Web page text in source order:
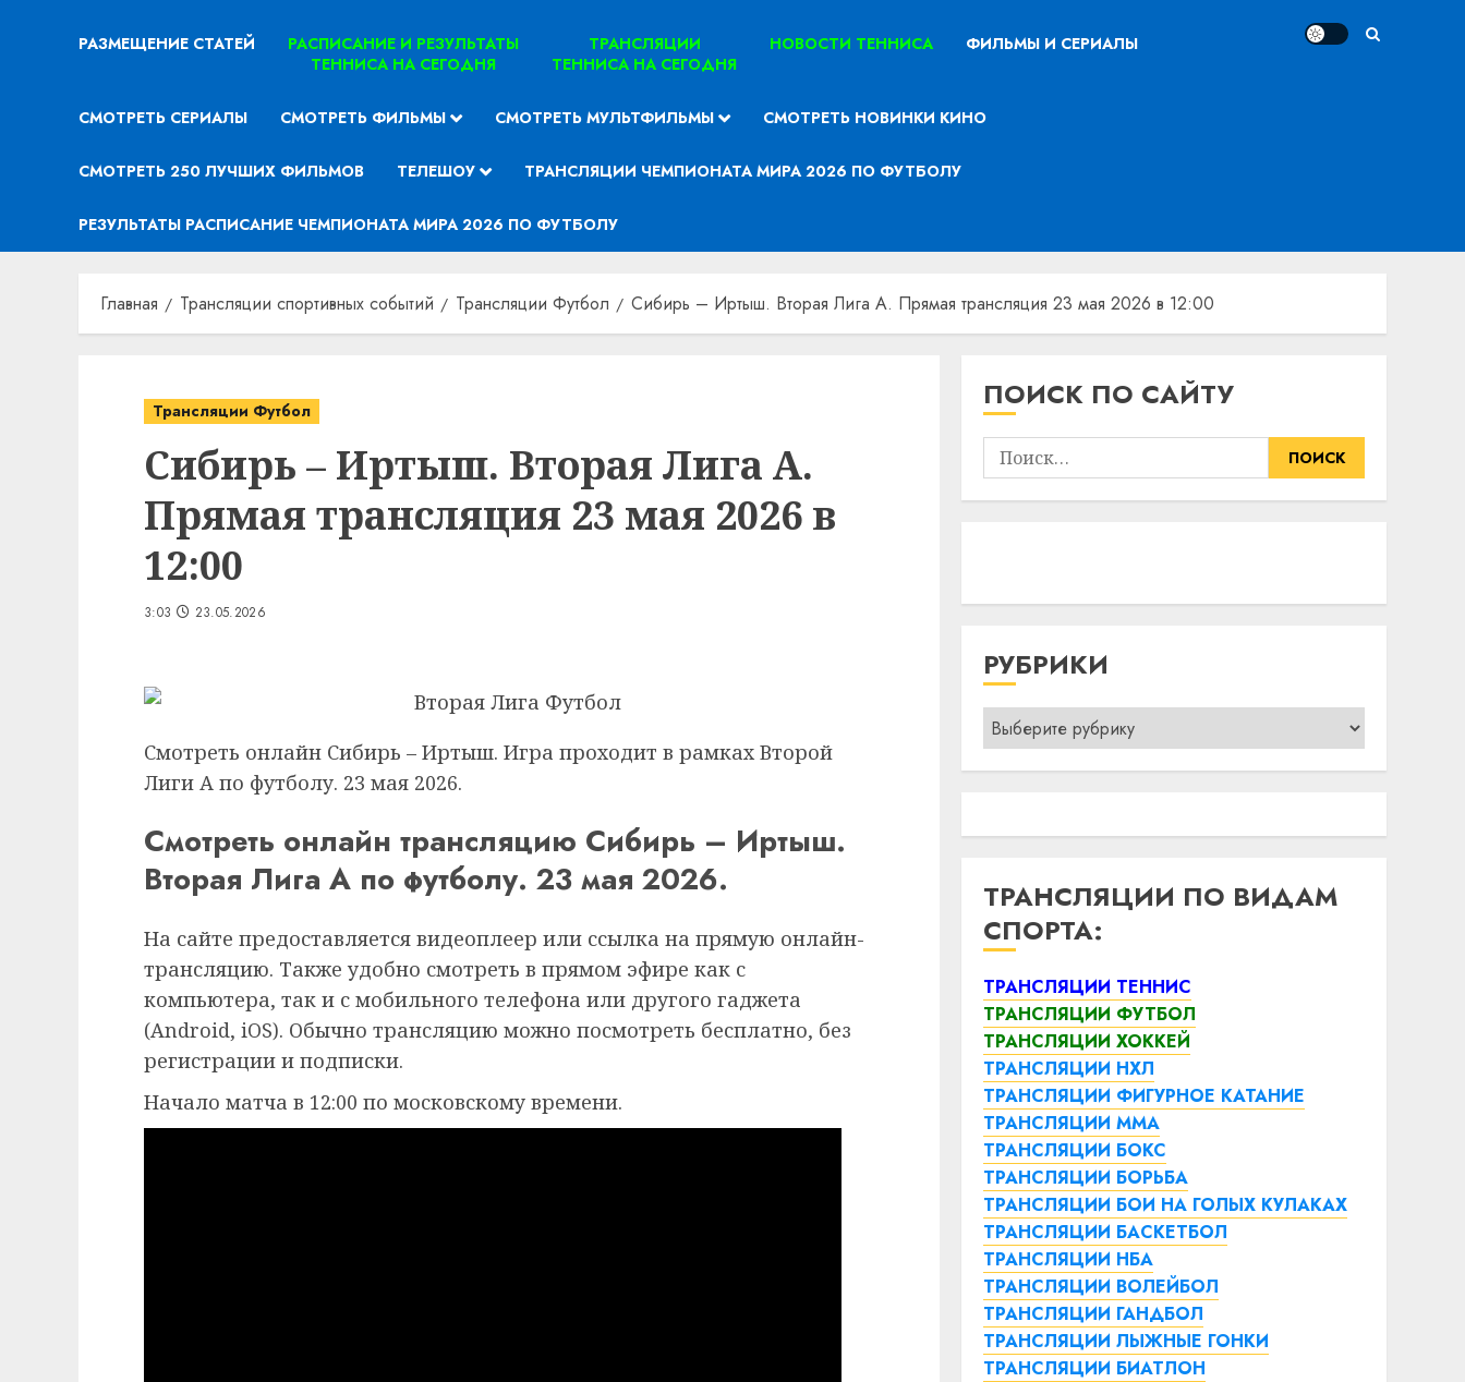
РАЗМЕЩЕНИЕ СТАТЕЙ
РАСПИСАНИЕ И РЕЗУЛЬТАТЫ
ТЕННИСА НА СЕГОДНЯ
ТРАНСЛЯЦИИ
ТЕННИСА НА СЕГОДНЯ
НОВОСТИ ТЕННИСА ФИЛЬМЫ И СЕРИАЛЫ
СМОТРЕТЬ СЕРИАЛЫ СМОТРЕТЬ ФИЛЬМЫ СМОТРЕТЬ МУЛЬТФИЛЬМЫ СМОТРЕТЬ НОВИНКИ КИНО
СМОТРЕТЬ 250 ЛУЧШИХ ФИЛЬМОВ ТЕЛЕШОУ ТРАНСЛЯЦИИ ЧЕМПИОНАТА МИРА 2026 ПО ФУТБОЛУ
РЕЗУЛЬТАТЫ РАСПИСАНИЕ ЧЕМПИОНАТА МИРА 2026 ПО ФУТБОЛУ
Главная Трансляции спортивных событий Трансляции Футбол Сибирь – Иртыш. Вторая Лига А. Прямая трансляция 23 мая 2026 в 12:00
Трансляции Футбол
Сибирь – Иртыш. Вторая Лига А.
Прямая трансляция 23 мая 2026 в
12:00
3:03 23.05.2026
Смотреть онлайн Сибирь – Иртыш. Игра проходит в рамках Второй
Лиги А по футболу. 23 мая 2026.
Смотреть онлайн трансляцию Сибирь – Иртыш.
Вторая Лига А по футболу. 23 мая 2026.
На сайте предоставляется видеоплеер или ссылка на прямую онлайн-
трансляцию. Также удобно смотреть в прямом эфире как с
компьютера, так и с мобильного телефона или другого гаджета
(Android, iOS). Обычно трансляцию можно посмотреть бесплатно, без
регистрации и подписки.
Начало матча в 12:00 по московскому времени.
ПОИСК ПО САЙТУ
Найти:
РУБРИКИ
Рубрики
ТРАНСЛЯЦИИ ПО ВИДАМ
СПОРТА:
ТРАНСЛЯЦИИ ТЕННИС
ТРАНСЛЯЦИИ ФУТБОЛ
ТРАНСЛЯЦИИ ХОККЕЙ
ТРАНСЛЯЦИИ НХЛ
ТРАНСЛЯЦИИ ФИГУРНОЕ КАТАНИЕ
ТРАНСЛЯЦИИ ММА
ТРАНСЛЯЦИИ БОКС
ТРАНСЛЯЦИИ БОРЬБА
ТРАНСЛЯЦИИ БОИ НА ГОЛЫХ КУЛАКАХ
ТРАНСЛЯЦИИ БАСКЕТБОЛ
ТРАНСЛЯЦИИ НБА
ТРАНСЛЯЦИИ ВОЛЕЙБОЛ
ТРАНСЛЯЦИИ ГАНДБОЛ
ТРАНСЛЯЦИИ ЛЫЖНЫЕ ГОНКИ
ТРАНСЛЯЦИИ БИАТЛОН